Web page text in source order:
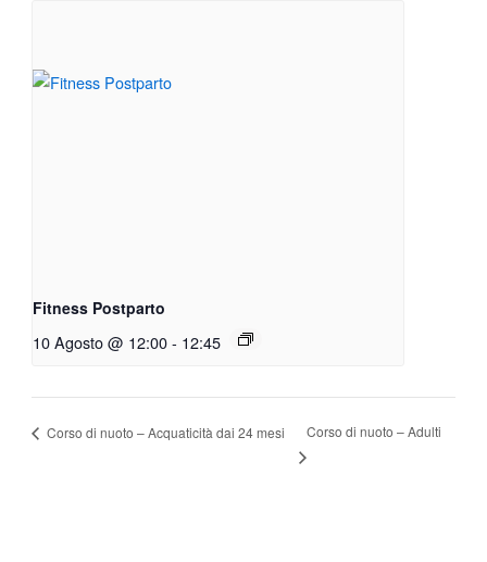
Fitness Postparto
10 Agosto @ 12:00 - 12:45
Corso di nuoto – Acquaticità dai 24 mesi Corso di nuoto – Adulti